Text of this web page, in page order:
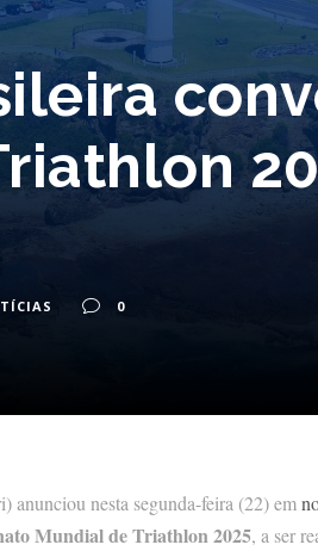
0
nesta segunda-feira (22) em
Mundial de Triathlon 2025, a ser